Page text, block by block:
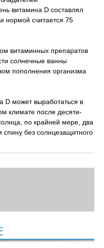
витамина D составлял
нормой считается 75
витаминных препаратов
солнечные ванны
пополнения организма
D может выработаться в
климате после десяти-
по крайней мере, два
без солнцезащитного